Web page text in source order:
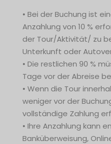
• Bei der Buchung ist
Anzahlung von 10 %
der Tour/Aktivität/ zu
Unterkunft oder
• Die restlichen 90 %
Tage vor der Abreise
• Wenn die Tour
weniger vor der
vollständige Zahlung
• Ihre Anzahlung kann
Banküberweisung,